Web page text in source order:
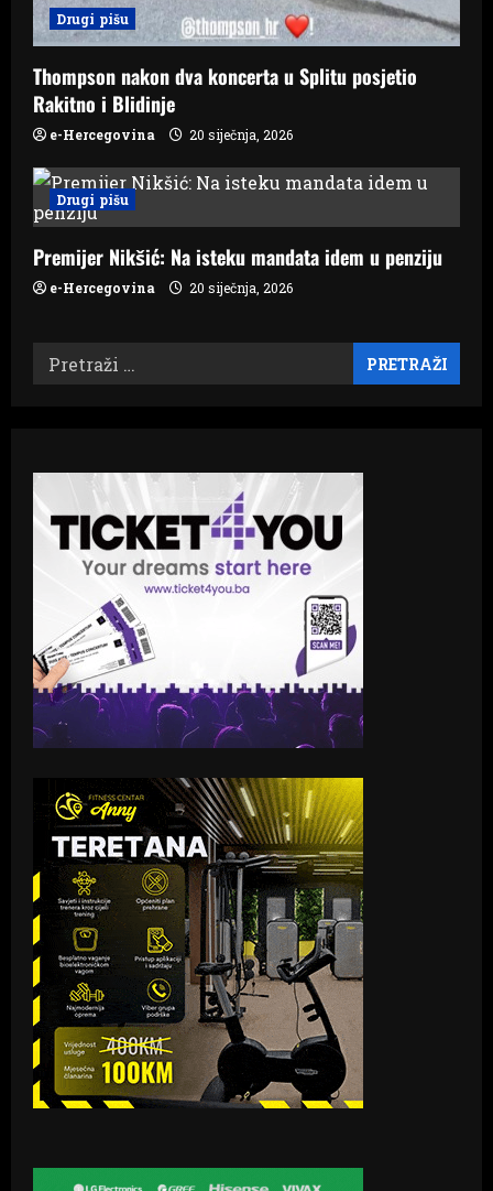
Drugi pišu
Thompson nakon dva koncerta u Splitu posjetio
Rakitno i Blidinje
e-Hercegovina 20 siječnja, 2026
Drugi pišu
Premijer Nikšić: Na isteku mandata idem u penziju
e-Hercegovina 20 siječnja, 2026
Pretraži: